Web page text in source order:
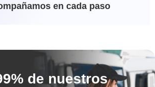
en cada paso
de nuestros